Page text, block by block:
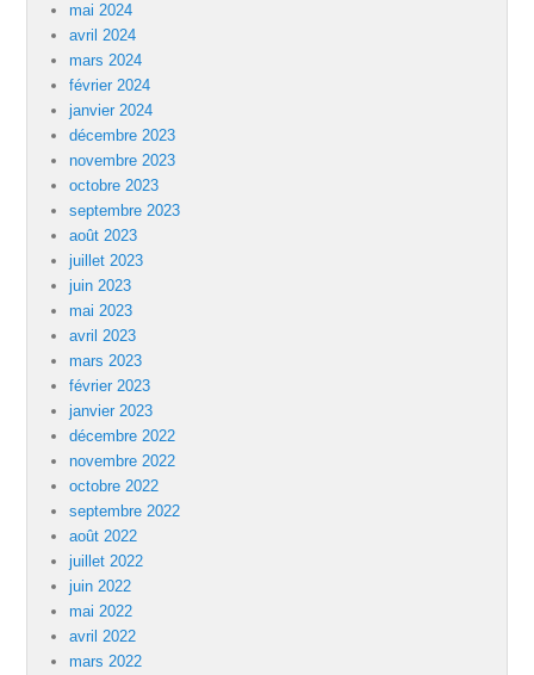
mai 2024
avril 2024
mars 2024
février 2024
janvier 2024
décembre 2023
novembre 2023
octobre 2023
septembre 2023
août 2023
juillet 2023
juin 2023
mai 2023
avril 2023
mars 2023
février 2023
janvier 2023
décembre 2022
novembre 2022
octobre 2022
septembre 2022
août 2022
juillet 2022
juin 2022
mai 2022
avril 2022
mars 2022